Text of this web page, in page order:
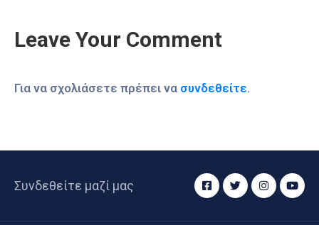
Leave Your Comment
Για να σχολιάσετε πρέπει να συνδεθείτε.
Συνδεθείτε μαζί μας